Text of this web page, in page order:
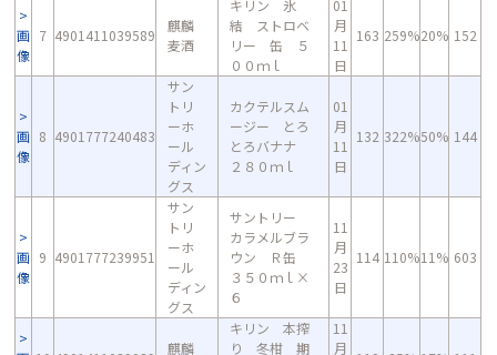
画
像
7 4901411039589
麒麟
麦酒
キリン 氷
結 ストロベ
リー 缶 ５
００ｍｌ
01
月
11
日
163 259%20% 152
画
像
8 4901777240483
サン
トリ
ーホ
ール
ディン
グス
カクテルスム
ージー とろ
とろバナナ
２８０ｍｌ
01
月
11
日
132 322%50% 144
画
像
9 4901777239951
サン
トリ
ーホ
ール
ディン
グス
サントリー
カラメルブラ
ウン Ｒ缶
３５０ｍｌ×
６
11
月
23
日
114 110%11% 603
麒麟
キリン 本搾
り 冬柑 期
11
月